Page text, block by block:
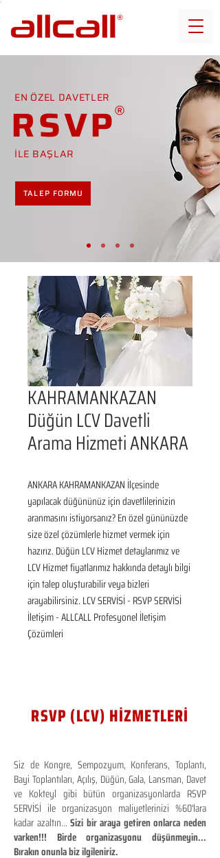
EN ÖZEL DAVETLER
RSVP
İLE BAŞLAR
TALEP FORMU
KAHRAMANKAZAN
Düğün LCV Davetli
Arama Hizmeti ANKARA
ANKARA KAHRAMANKAZAN İlçesinde
yapılacak düğününüz için davetlilerinizin
aranmasını istiyorsanız? En özel gününüzde
size özel çözümlerle hizmet vermek için
hazırız. Düğün LCV Hizmet detaylarımız ve
LCV Hizmet fiyatlarımız hakkında detaylı bilgi
için talep oluşturabilir veya bizleri
arayabilirsiniz. LCV SERVİSİ - RSVP SERVİSİ
İletişim - ALLCALL Profesyonel İletişim
Çözümleri
RSVP (LCV) HİZMETLERİ
Siz de Kongre, Sempozyum, Konferans, Toplantı,
Bayi Toplantıları, Açılış, Düğün, Gala, Lansman, Davet
ve Kokteyl gibi bütün organizasyonlarda RSVP
SERVİSİ ile organizasyon maliyetlerinizi %60'lara
kadar azaltın...Sizi bir araya getiren onlarca neden
varken!!! Birde organizasyonu düşünmeyin...
Bırakın onunla biz ilgileniriz.